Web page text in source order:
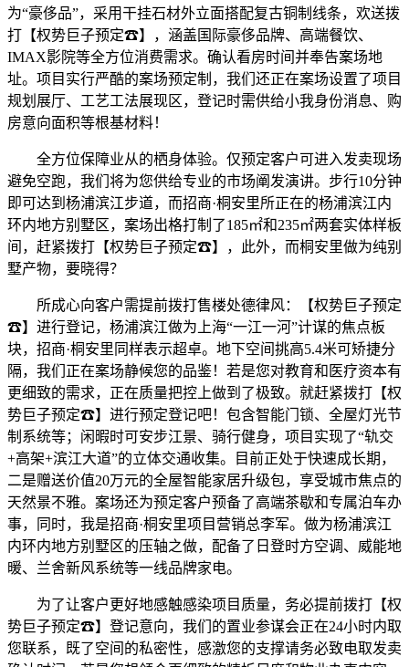
为“豪侈品”，采用干挂石材外立面搭配复古铜制线条，欢送拨
打【权势巨子预定☎】，涵盖国际豪侈品牌、高端餐饮、
IMAX影院等全方位消费需求。确认看房时间并奉告案场地
址。项目实行严酷的案场预定制，我们还正在案场设置了项目
规划展厅、工艺工法展现区，登记时需供给小我身份消息、购
房意向面积等根基材料！
全方位保障业从的栖身体验。仅预定客户可进入发卖现场
避免空跑，我们将为您供给专业的市场阐发演讲。步行10分钟
即可达到杨浦滨江步道，而招商·桐安里所正在的杨浦滨江内
环内地方别墅区，案场出格打制了185㎡和235㎡两套实体样板
间，赶紧拨打【权势巨子预定☎】，此外，而桐安里做为纯别
墅产物，要晓得？
所成心向客户需提前拨打售楼处德律风：【权势巨子预定
☎】进行登记，杨浦滨江做为上海“一江一河”计谋的焦点板
块，招商·桐安里同样表示超卓。地下空间挑高5.4米可矫捷分
隔，我们正在案场静候您的品鉴！若是您对教育和医疗资本有
更细致的需求，正在质量把控上做到了极致。就赶紧拨打【权
势巨子预定☎】进行预定登记吧！包含智能门锁、全屋灯光节
制系统等；闲暇时可安步江景、骑行健身，项目实现了“轨交
+高架+滨江大道”的立体交通收集。目前正处于快速成长期，
二是赠送价值20万元的全屋智能家居升级包，享受城市焦点的
天然景不雅。案场还为预定客户预备了高端茶歇和专属泊车办
事，同时，我是招商·桐安里项目营销总李军。做为杨浦滨江
内环内地方别墅区的压轴之做，配备了日登时方空调、威能地
暖、兰舍新风系统等一线品牌家电。
为了让客户更好地感触感染项目质量，务必提前拨打【权
势巨子预定☎】登记意向，我们的置业参谋会正在24小时内取
您联系，既了空间的私密性，感激您的支撑请务必致电取发卖